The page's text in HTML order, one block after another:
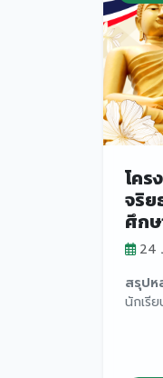
โคร
จริย
ศึก
24
สรุปห
นักเรี